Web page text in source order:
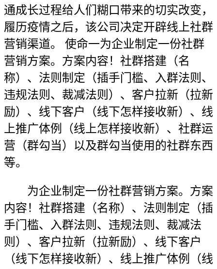
通成长过程给人们糊口带来的切实改变，
履历疫情之后，该公司决定开辟线上社群
营销渠道。 使命一为企业制定一份社群
营销方案。方案内容！社群搭建（名
称）、法则制定（插手门槛、入群法则、
违规法则、裁减法则）、客户拉新（拉新
励）、线下客户（线下怎样接收新）、线
上推广体例（线上怎样接收新）、社群运
营（群勾当）以及群勾当使用的社群东西
等。
为企业制定一份社群营销方案。方案
内容！社群搭建（名称）、法则制定（插
手门槛、入群法则、违规法则、裁减法
则）、客户拉新（拉新励）、线下客户
（线下怎样接收新）、线上推广体例（线